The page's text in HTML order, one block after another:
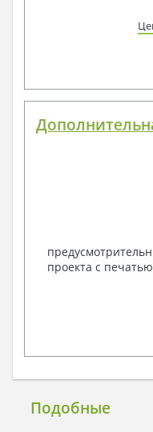
проекта с печатью
Подобные